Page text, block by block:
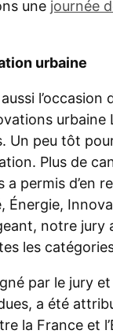
une journée
urbaine
Un peu tôt
Plus de
a permis d’en
Énergie,
notre
les
par le jury
a été
la France et